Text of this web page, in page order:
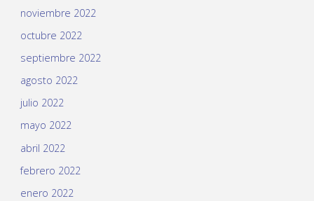
noviembre 2022
octubre 2022
septiembre 2022
agosto 2022
julio 2022
mayo 2022
abril 2022
febrero 2022
enero 2022